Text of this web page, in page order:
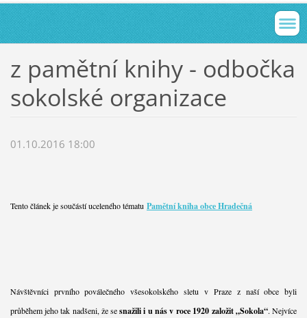
z pamětní knihy - odbočka
sokolské organizace
01.10.2016 18:00
Tento článek je součástí uceleného tématu Pamětní kniha obce Hradečná
Návštěvníci prvního poválečného všesokolského sletu v Praze z naší obce byli
průběhem jeho tak nadšeni, že sesnažili i u nás v roce 1920 založit „Sokola“. Nejvíce